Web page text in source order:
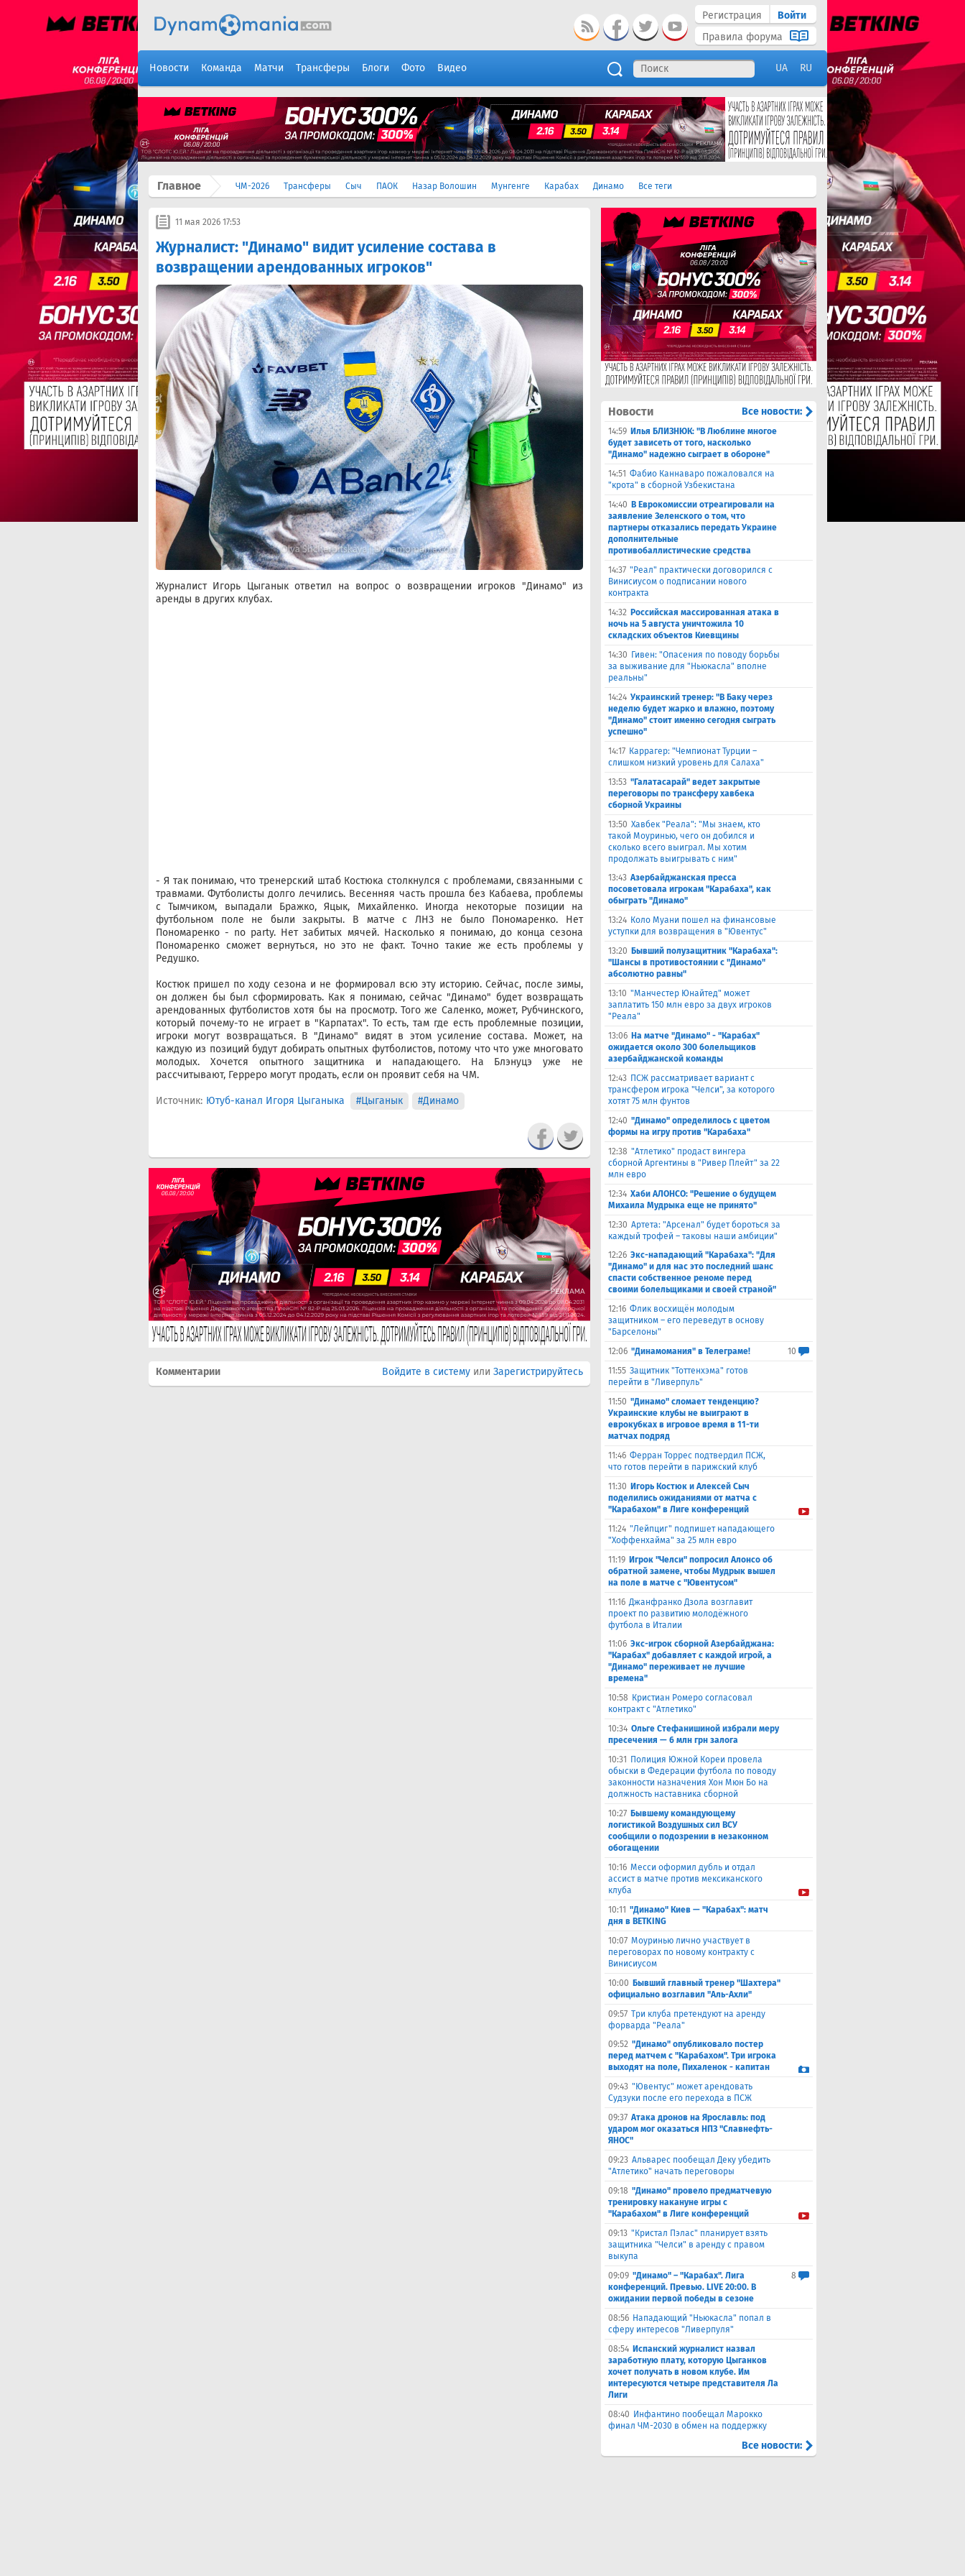
Регистрация
Войти
Правила форума
Новости Команда Матчи Трансферы Блоги Фото Видео UA RU
Главное ЧМ-2026 Трансферы Сыч ПАОК Назар Волошин Мунгенге Карабах Динамо Все теги
11 мая 2026 17:53
Журналист: "Динамо" видит усиление состава в
возвращении арендованных игроков"
Журналист Игорь Цыганык ответил на вопрос о возвращении игроков "Динамо" из
аренды в других клубах.
- Я так понимаю, что тренерский штаб Костюка столкнулся с проблемами, связанными с
травмами. Футболисты долго лечились. Весенняя часть прошла без Кабаева, проблемы
с Тымчиком, выпадали Бражко, Яцык, Михайленко. Иногда некоторые позиции на
футбольном поле не были закрыты. В матче с ЛНЗ не было Пономаренко. Нет
Пономаренко - no party. Нет забитых мячей. Насколько я понимаю, до конца сезона
Пономаренко сможет вернуться, но это не факт. Точно такие же есть проблемы у
Редушко.
Костюк пришел по ходу сезона и не формировал всю эту историю. Сейчас, после зимы,
он должен бы был сформировать. Как я понимаю, сейчас "Динамо" будет возвращать
арендованных футболистов хотя бы на просмотр. Того же Саленко, может, Рубчинского,
который почему-то не играет в "Карпатах". То есть, там где есть проблемные позиции,
игроки могут возвращаться. В "Динамо" видят в этом усиление состава. Может, на
каждую из позиций будут добирать опытных футболистов, потому что что уже многовато
молодых. Хочется опытного защитника и нападающего. На Блэнуцэ уже не
рассчитывают, Герреро могут продать, если он проявит себя на ЧМ.
Источник: Ютуб-канал Игоря Цыганыка #Цыганык #Динамо
Комментарии Войдите в систему или Зарегистрируйтесь
Новости Все новости:
14:59 Илья БЛИЗНЮК: "В Люблине многое
будет зависеть от того, насколько
"Динамо" надежно сыграет в обороне"
14:51 Фабио Каннаваро пожаловался на
"крота" в сборной Узбекистана
14:40 В Еврокомиссии отреагировали на
заявление Зеленского о том, что
партнеры отказались передать Украине
дополнительные
противобаллистические средства
14:37 "Реал" практически договорился с
Винисиусом о подписании нового
контракта
14:32 Российская массированная атака в
ночь на 5 августа уничтожила 10
складских объектов Киевщины
14:30 Гивен: "Опасения по поводу борьбы
за выживание для "Ньюкасла" вполне
реальны"
14:24 Украинский тренер: "В Баку через
неделю будет жарко и влажно, поэтому
"Динамо" стоит именно сегодня сыграть
успешно"
14:17 Каррагер: "Чемпионат Турции –
слишком низкий уровень для Салаха"
13:53 "Галатасарай" ведет закрытые
переговоры по трансферу хавбека
сборной Украины
13:50 Хавбек "Реала": "Мы знаем, кто
такой Моуринью, чего он добился и
сколько всего выиграл. Мы хотим
продолжать выигрывать с ним"
13:43 Азербайджанская пресса
посоветовала игрокам "Карабаха", как
обыграть "Динамо"
13:24 Коло Муани пошел на финансовые
уступки для возвращения в "Ювентус"
13:20 Бывший полузащитник "Карабаха":
"Шансы в противостоянии с "Динамо"
абсолютно равны"
13:10 "Манчестер Юнайтед" может
заплатить 150 млн евро за двух игроков
"Реала"
13:06 На матче "Динамо" - "Карабах"
ожидается около 300 болельщиков
азербайджанской команды
12:43 ПСЖ рассматривает вариант с
трансфером игрока "Челси", за которого
хотят 75 млн фунтов
12:40 "Динамо" определилось с цветом
формы на игру против "Карабаха"
12:38 "Атлетико" продаст вингера
сборной Аргентины в "Ривер Плейт" за 22
млн евро
12:34 Хаби АЛОНСО: "Решение о будущем
Михаила Мудрыка еще не принято"
12:30 Артета: "Арсенал" будет бороться за
каждый трофей – таковы наши амбиции"
12:26 Экс-нападающий "Карабаха": "Для
"Динамо" и для нас это последний шанс
спасти собственное реноме перед
своими болельщиками и своей страной"
12:16 Флик восхищён молодым
защитником – его переведут в основу
"Барселоны"
12:06 "Динамомания" в Телеграме!
10
11:55 Защитник "Тоттенхэма" готов
перейти в "Ливерпуль"
11:50 "Динамо" сломает тенденцию?
Украинские клубы не выиграют в
еврокубках в игровое время в 11-ти
матчах подряд
11:46 Ферран Торрес подтвердил ПСЖ,
что готов перейти в парижский клуб
11:30 Игорь Костюк и Алексей Сыч
поделились ожиданиями от матча с
"Карабахом" в Лиге конференций
11:24 "Лейпциг" подпишет нападающего
"Хоффенхайма" за 25 млн евро
11:19 Игрок "Челси" попросил Алонсо об
обратной замене, чтобы Мудрык вышел
на поле в матче с "Ювентусом"
11:16 Джанфранко Дзола возглавит
проект по развитию молодёжного
футбола в Италии
11:06 Экс-игрок сборной Азербайджана:
"Карабах" добавляет с каждой игрой, а
"Динамо" переживает не лучшие
времена"
10:58 Кристиан Ромеро согласовал
контракт с "Атлетико"
10:34 Ольге Стефанишиной избрали меру
пресечения — 6 млн грн залога
10:31
Полиция Южной Кореи провела
обыски в Федерации футбола по поводу
законности назначения Хон Мюн Бо на
должность наставника сборной
10:27 Бывшему командующему
логистикой Воздушных сил ВСУ
сообщили о подозрении в незаконном
обогащении
10:16 Месси оформил дубль и отдал
ассист в матче против мексиканского
клуба
10:11 "Динамо" Киев — "Карабах": матч
дня в BETKING
10:07 Моуринью лично участвует в
переговорах по новому контракту с
Винисиусом
10:00 Бывший главный тренер "Шахтера"
официально возглавил "Аль-Ахли"
09:57 Три клуба претендуют на аренду
форварда "Реала"
09:52 "Динамо" опубликовало постер
перед матчем с "Карабахом". Три игрока
выходят на поле, Пихаленок - капитан
09:43 "Ювентус" может арендовать
Судзуки после его перехода в ПСЖ
09:37 Атака дронов на Ярославль: под
ударом мог оказаться НПЗ "Славнефть-
ЯНОС"
09:23 Альварес пообещал Деку убедить
"Атлетико" начать переговоры
09:18 "Динамо" провело предматчевую
тренировку накануне игры с
"Карабахом" в Лиге конференций
09:13 "Кристал Пэлас" планирует взять
защитника "Челси" в аренду с правом
выкупа
09:09 "Динамо" – "Карабах". Лига
конференций. Превью. LIVE 20:00. В
ожидании первой победы в сезоне
8
08:56 Нападающий "Ньюкасла" попал в
сферу интересов "Ливерпуля"
08:54 Испанский журналист назвал
заработную плату, которую Цыганков
хочет получать в новом клубе. Им
интересуются четыре представителя Ла
Лиги
08:40 Инфантино пообещал Марокко
финал ЧМ-2030 в обмен на поддержку
Все новости: